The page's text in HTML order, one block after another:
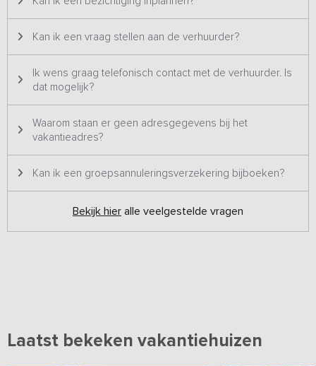
Kan ik een vraag stellen aan de verhuurder?
Ik wens graag telefonisch contact met de verhuurder. Is
dat mogelijk?
Waarom staan er geen adresgegevens bij het
vakantieadres?
Kan ik een groepsannuleringsverzekering bijboeken?
Bekijk hier alle veelgestelde vragen
Laatst bekeken vakantiehuizen